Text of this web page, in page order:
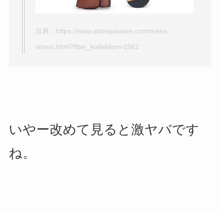
出典： https://www.shoepassion.com/mens-
shoes.html?filter_kollektion=1562
いやー改めて見ると激ヤバです
ね。